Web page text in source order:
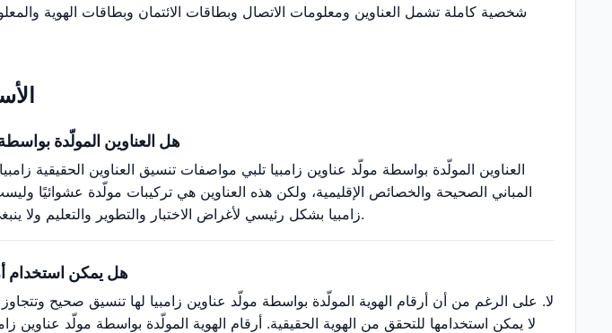
شخصية كاملة تشمل العناوين ومعلومات الاتصال وبطاقات الائتمان وبطاقات الهوية
هل العناوين المولّدة
العناوين المولّدة بواسطة مولّد عناوين زامبيا تلبي مواصفات تنسيق العناوين الحقيقية
المباني الصحيحة والخصائص الإقليمية، ولكن هذه العناوين هي تركيبات مولّدة عشوائيًا
زامبيا بشكل رئيسي لأغراض الاختبار والتطوير والتعليم ولا ينبغي استخدامه لأي غرض رسمي يتطلب عناوين حقيقية.
هل يمكن استخدام
لا. على الرغم من أن أرقام الهوية المولّدة بواسطة مولّد عناوين زامبيا لها تنسيق صحيح
لا يمكن استخدامها للتحقق من الهوية الحقيقية. أرقام الهوية المولّدة بواسطة مولّد عناوين